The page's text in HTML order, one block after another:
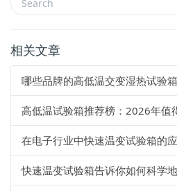
相关文章
哪些品牌的高低温交变湿热试验
高低温试验箱推荐榜：2026年值
在电子行业中快速温变试验箱的
快速温变试验箱告诉你如何科学